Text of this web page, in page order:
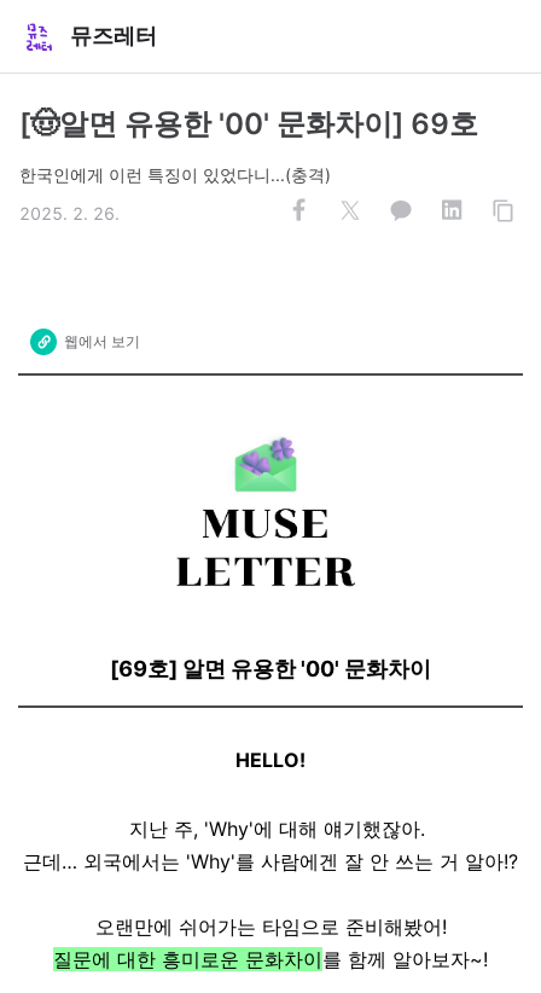
뮤즈레터
[🤠알면 유용한 '00' 문화차이] 69호
한국인에게 이런 특징이 있었다니...(충격)
2025. 2. 26.
웹에서 보기
[69호] 알면 유용한 '00' 문화차이
HELLO!
지난 주, 'Why'에 대해 얘기했잖아.
근데… 외국에서는 'Why'를 사람에겐 잘 안 쓰는 거 알아!?
오랜만에 쉬어가는 타임으로 준비해봤어!
질문에 대한 흥미로운 문화차이를 함께 알아보자~!